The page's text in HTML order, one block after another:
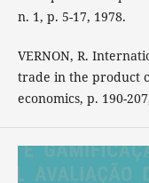
n. 1, p. 5-17, 1978.
VERNON, R.
trade in the product
economics, p. 190-